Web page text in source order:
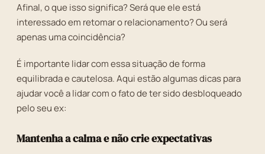
Afinal, o que isso significa? Será que ele está
interessado em retomar o relacionamento? Ou será
apenas uma coincidência?
É importante lidar com essa situação de forma
equilibrada e cautelosa. Aqui estão algumas dicas para
ajudar você a lidar com o fato de ter sido desbloqueado
pelo seu ex:
Mantenha a calma e não crie expectativas